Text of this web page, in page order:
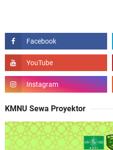
KMNU Sewa Proyektor